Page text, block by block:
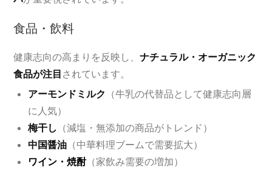
食品・飲料
健康志向の高まりを反映し、ナチュラル・オーガニック
食品が注目 されています。
アーモンドミルク （牛乳の代替品として健康志向層
に人気）
梅干し （減塩・無添加の商品がトレンド）
中国醤油 （中華料理ブームで需要拡大）
ワイン ・焼酎（家飲み需要の増加）